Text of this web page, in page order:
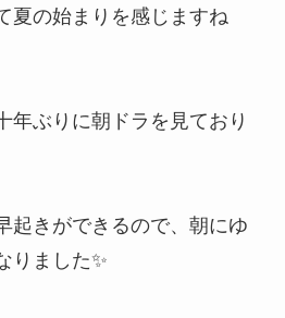
夏の始まりを感じますね
年ぶりに朝ドラを見ており
起きができるので、朝にゆ
りました✨